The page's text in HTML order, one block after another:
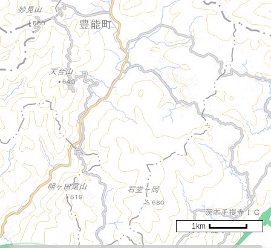
1km